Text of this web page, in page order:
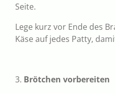
Seite.
Lege kurz vor Ende des
Käse auf jedes Patty,
3. Brötchen vorbereiten